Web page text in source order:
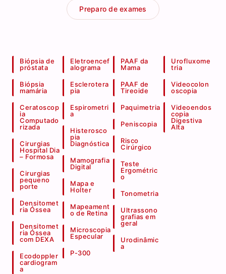
Preparo de exames
Biópsia de
próstata
Biópsia
mamária
Ceratoscop
ia
Computado
rizada
Cirurgias
Hospital Dia
– Formosa
Cirurgias
pequeno
porte
Densitomet
ria Óssea
Densitomet
ria Óssea
com DEXA
Ecodoppler
cardiogram
a
Eletroencef
alograma
Esclerotera
pia
Espirometri
a
Histerosco
pia
Diagnóstica
Mamografia
Digital
Mapa e
Holter
Mapeament
o de Retina
Microscopia
Especular
P-300
PAAF da
Mama
PAAF de
Tireoide
Paquimetria
Peniscopia
Risco
Cirúrgico
Teste
Ergométric
o
Tonometria
Ultrassono
grafias em
geral
Urodinâmic
a
Urofluxome
tria
Videocolon
oscopia
Videoendos
copia
Digestiva
Alta